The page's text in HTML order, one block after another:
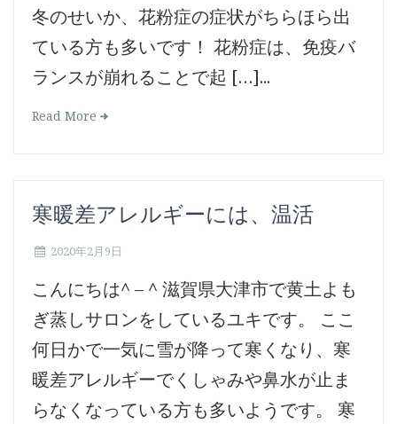
冬のせいか、花粉症の症状がちらほら出
ている方も多いです！ 花粉症は、免疫バ
ランスが崩れることで起 […]...
Read More
寒暖差アレルギーには、温活
2020年2月9日
こんにちは^ – ^ 滋賀県大津市で黄土よも
ぎ蒸しサロンをしているユキです。 ここ
何日かで一気に雪が降って寒くなり、寒
暖差アレルギーでくしゃみや鼻水が止ま
らなくなっている方も多いようです。 寒